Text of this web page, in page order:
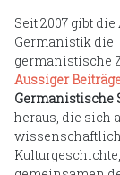
Seit 2007 gibt
Germanistik die
germanistische
Aussiger
Germanistische
heraus, die sich